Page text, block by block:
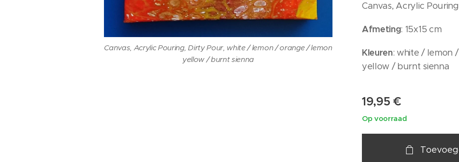
Canvas, Acrylic Pouring, Dirty Pour, white / lemon / orange / lemon
yellow / burnt sienna
Canvas, Acrylic
Afmeting: 15x15 cm
Kleuren: white / lemon
yellow / burnt sienna
19,95 €
Op voorraad